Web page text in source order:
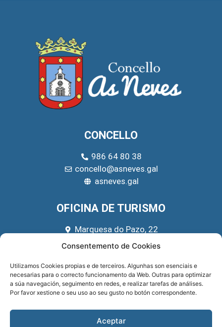
Consentemento de Cookies
Utilizamos Cookies propias e de terceiros. Algunhas son esenciais e
necesarias para o correcto funcionamento da Web. Outras para optimizar
a súa navegación, seguimento en redes, e realizar tarefas de análises.
Por favor xestione o seu uso ao seu gusto no botón correspondente.
Aceptar
CONCELLO
986 64 80 38
concello@asneves.gal
asneves.gal
OFICINA DE TURISMO
Marquesa do Pazo, 22
666 39 45 65
REDES SOCIAIS